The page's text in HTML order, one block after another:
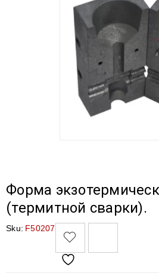
Форма
(термитной сварки).
Sku: F50207